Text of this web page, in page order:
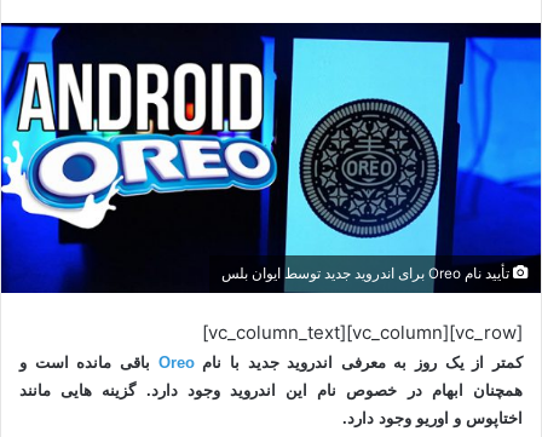
تأیید نام Oreo برای اندروید جدید توسط ایوان بلس
[vc_row][vc_column][vc_column_text]
کمتر از یک روز به معرفی اندروید جدید با نامOreo باقی مانده است و
همچنان ابهام در خصوص نام این اندروید وجود دارد. گزینه هایی مانند
اختاپوس و اوریو وجود دارد.